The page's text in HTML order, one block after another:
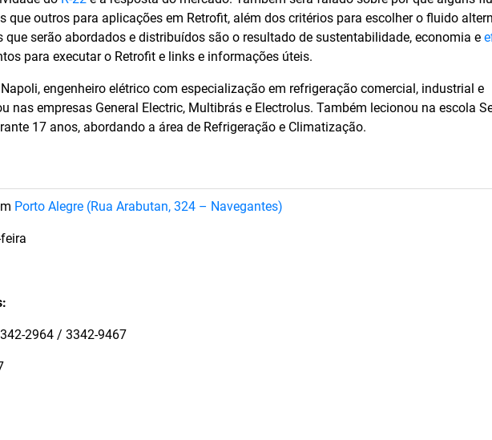
que outros para aplicações em Retrofit, além dos critérios para escolher o fluido
que serão abordados e distribuídos são o resultado de sustentabilidade, economia e
para executar o Retrofit e links e informações úteis.
engenheiro elétrico com especialização em refrigeração comercial, industrial e
nas empresas General Electric, Multibrás e Electrolus. Também lecionou na escola
17 anos, abordando a área de Refrigeração e Climatização.
Porto Alegre (Rua Arabutan, 324 – Navegantes)
2964 / 3342-9467